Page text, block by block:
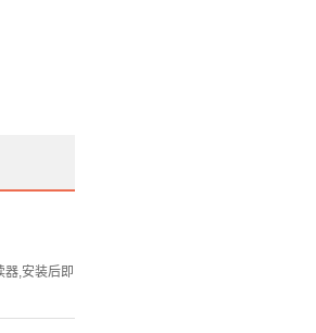
器,安装后即